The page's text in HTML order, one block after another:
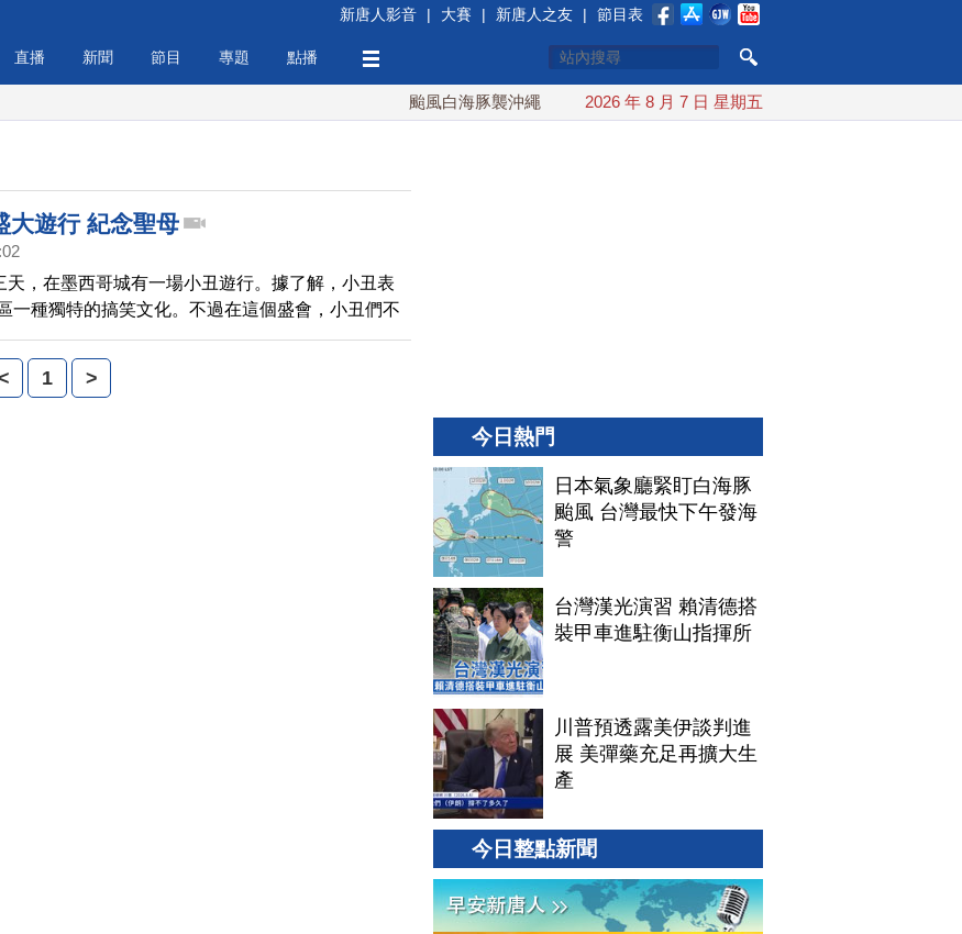
新唐人影音 | 大賽 | 新唐人之友 | 節目表
直播 新聞 節目 專題 點播
颱風白海豚襲沖繩 週末最近台灣 10日登陸浙江
2026 年 8 月 7 日 星期五
大遊行 紀念聖母
天，在墨西哥城有一場小丑遊行。據了解，小丑表
一種獨特的搞笑文化。不過在這個盛會，小丑們不
偉大的聖母致敬。
1 >
今日熱門
日本氣象廳緊盯白海豚
颱風 台灣最快下午發海
警
台灣漢光演習 賴清德搭
裝甲車進駐衡山指揮所
川普預透露美伊談判進
展 美彈藥充足再擴大生
產
今日整點新聞